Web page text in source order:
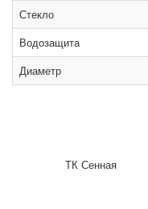
Стекло
Водозащита
Диаметр
ТК Сенная